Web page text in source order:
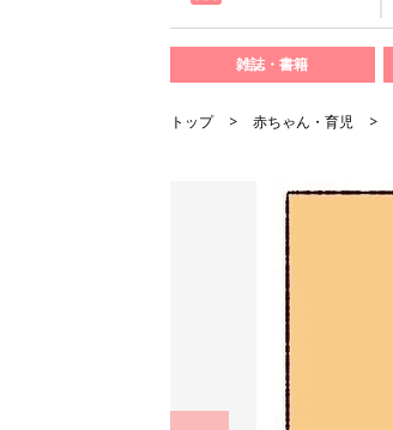
雑誌・書籍
トップ 赤ちゃん・育児